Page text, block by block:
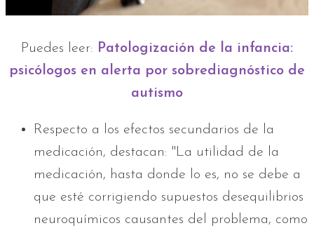
Puedes leer: Patologización de la infancia:
psicólogos en alerta por sobrediagnóstico de
autismo
Respecto a los efectos secundarios de la
medicación, destacan: "La utilidad de la
medicación, hasta donde lo es, no se debe a
que esté corrigiendo supuestos desequilibrios
neuroquímicos causantes del problema, como